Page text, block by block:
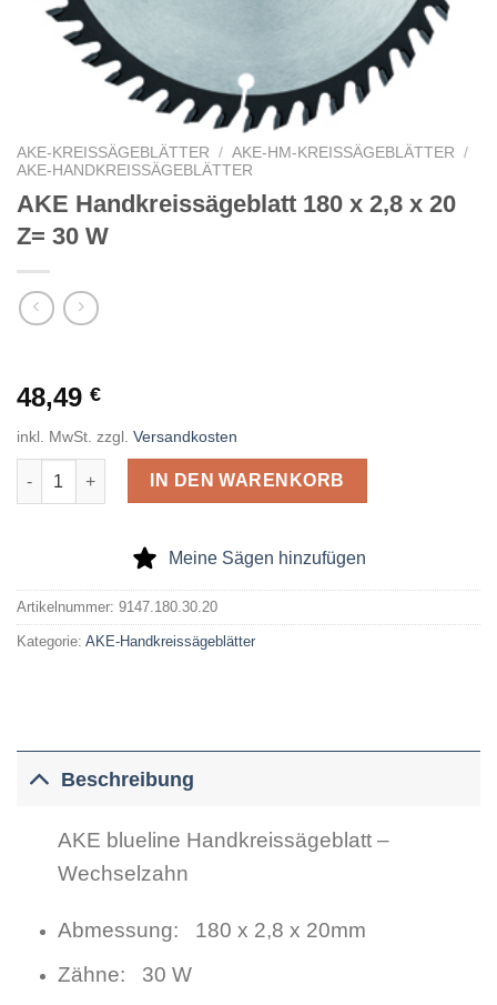
AKE-KREISSÄGEBLÄTTER / AKE-HM-KREISSÄGEBLÄTTER
/
AKE-HANDKREISSÄGEBLÄTTER
AKE Handkreissägeblatt 180 x 2,8 x 20
Z= 30 W
48,49 €
inkl. MwSt. zzgl. Versandkosten
AKE Handkreissägeblatt 180 x 2,8 x 20 Z= 30 W Menge
IN DEN WARENKORB
Meine Sägen hinzufügen
Artikelnummer: 9147.180.30.20
Kategorie: AKE-Handkreissägeblätter
Beschreibung
AKE blueline Handkreissägeblatt –
Wechselzahn
Abmessung: 180 x 2,8 x 20mm
Zähne: 30 W